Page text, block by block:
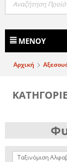
ΜΕΝΟΎ
Αρχική
Ταξινόμιση